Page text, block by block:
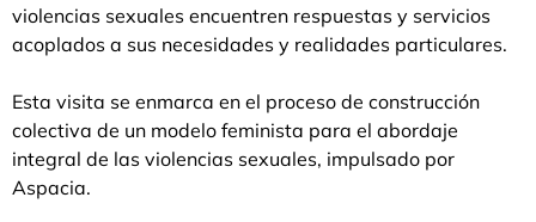
violencias sexuales encuentren respuestas y servicios
acoplados a sus necesidades y realidades particulares.
Esta visita se enmarca en el proceso de construcción
colectiva de un modelo feminista para el abordaje
integral de las violencias sexuales, impulsado por
Aspacia.